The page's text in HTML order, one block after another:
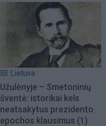
Lietuva
Užulėnyje – Smetoninių
šventė: istorikai kels
neatsakytus prezidento
epochos klausimus (1)